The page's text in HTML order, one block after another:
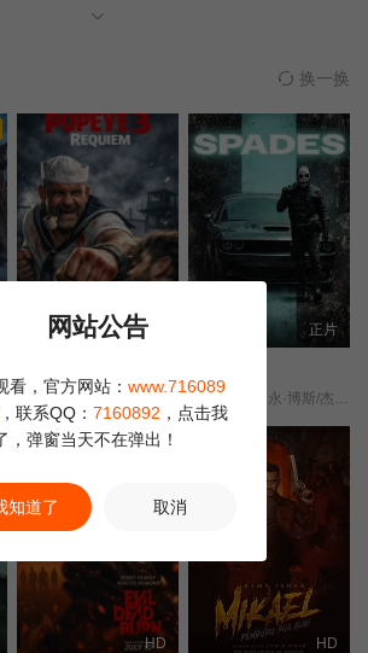
酿成了血腥混乱的后果，德米特里也渐渐意
换一换
HD中字
8.0 Popeye: Requiem/
正片
2.0 约翰尼·永·博斯/杰森·纳维/岛本信明/
正片
HD HD
网站公告
看，官方网站： www.716089
，联系QQ： 7160892 ，点击我
，弹窗当天不在弹出！
知道了 取消